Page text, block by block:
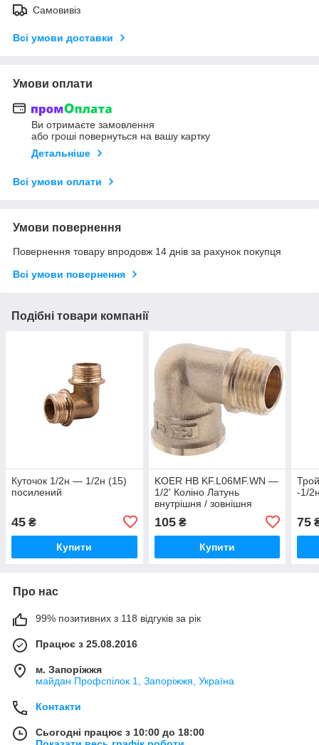
Самовивіз
Всі умови доставки
Умови оплати
Ви отримаєте замовлення
або гроші повернуться на вашу картку
Детальніше
Всі умови оплати
Умови повернення
Повернення товару впродовж 14 днів за рахунок покупця
Всі умови повернення
Подібні товари компанії
Куточок 1/2н — 1/2н (15)
посилений
45 ₴
Купити
KOER НВ KF.L06MF.WN —
1/2' Коліно Латунь
внутрішня / зовнішня
105₴
Купити
-1/
75
Про нас
99% позитивних з 118 відгуків за рік
Працює з 25.08.2016
м. Запоріжжя
майдан Профспілок 1, Запоріжжя, Україна
Контакти
Сьогодні працює з 10:00 до 18:00